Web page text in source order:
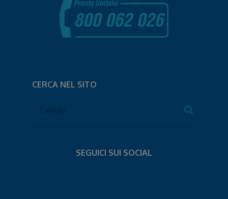
CERCA NEL SITO
SEGUICI SUI SOCIAL